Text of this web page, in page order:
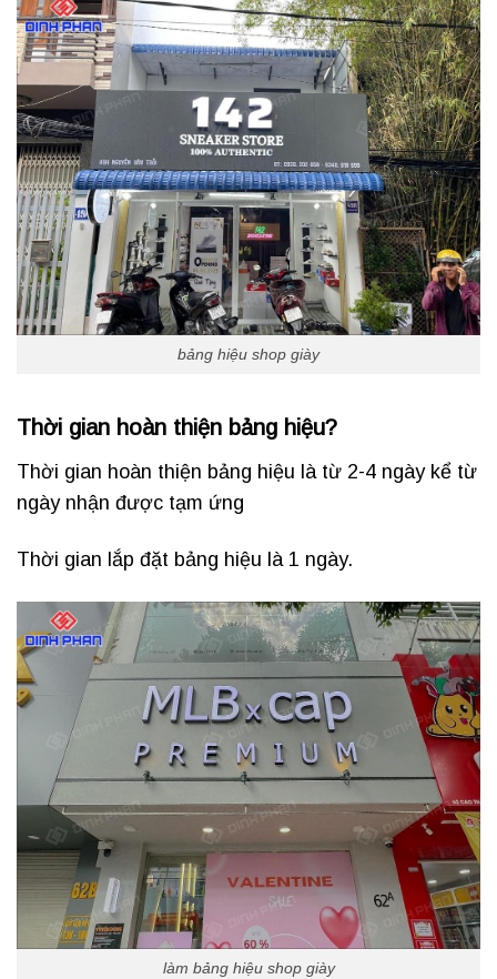
bảng hiệu shop giày
Thời gian hoàn thiện bảng hiệu?
Thời gian hoàn thiện bảng hiệu là từ 2-4 ngày kể từ
ngày nhận được tạm ứng
Thời gian lắp đặt bảng hiệu là 1 ngày.
làm bảng hiệu shop giày